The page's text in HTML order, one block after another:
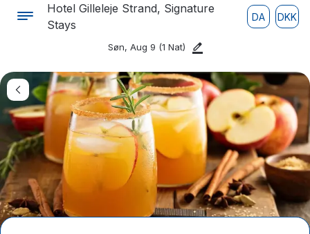
Hotel Gilleleje Strand, Signature
Stays
DA DKK
Søn, Aug 9 (1 Nat)